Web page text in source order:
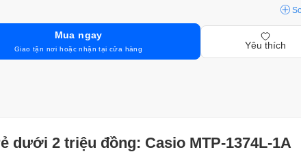
Mua ngay
Giao tận nơi hoặc nhận tại cửa hàng Yêu thích
dưới 2 triệu đồng: Casio MTP-1374L-1A